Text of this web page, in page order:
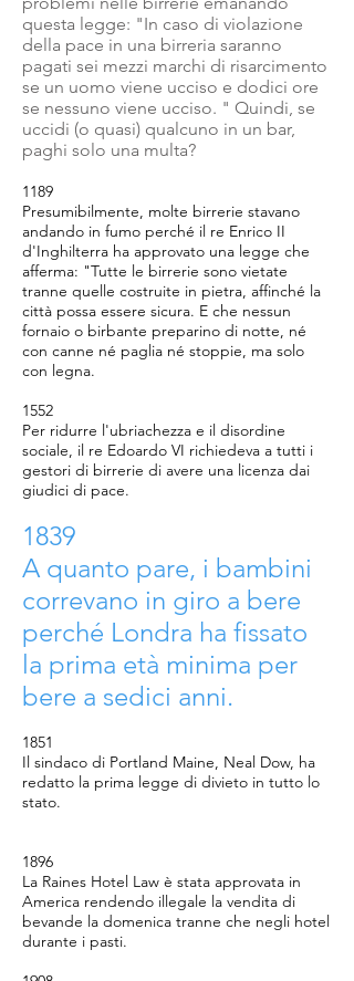
questa legge: "In caso di violazione
della pace in una birreria saranno
pagati sei mezzi marchi di risarcimento
se un uomo viene ucciso e dodici ore
se nessuno viene ucciso. " Quindi, se
uccidi (o quasi) qualcuno in un bar,
paghi solo una multa?
1189
Presumibilmente, molte birrerie stavano
andando in fumo perché il re Enrico II
d'Inghilterra ha approvato una legge che
afferma: "Tutte le birrerie sono vietate
tranne quelle costruite in pietra, affinché la
città possa essere sicura. E che nessun
fornaio o birbante preparino di notte, né
con canne né paglia né stoppie, ma solo
con legna.
1552
Per ridurre l'ubriachezza e il disordine
sociale, il re Edoardo VI richiedeva a tutti i
gestori di birrerie di avere una licenza dai
giudici di pace.
1839
A quanto pare, i bambini
correvano in giro a bere
perché Londra ha fissato
la prima età minima per
bere a sedici anni.
1851
Il sindaco di Portland Maine, Neal Dow, ha
redatto la prima legge di divieto in tutto lo
stato.
1896
La Raines Hotel Law è stata approvata in
America rendendo illegale la vendita di
bevande la domenica tranne che negli hotel
durante i pasti.